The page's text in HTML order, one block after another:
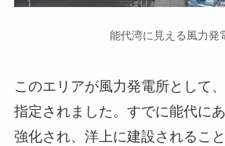
能代湾に見える風力発
このエリアが風力発電所として
指定されました。すでに能代に
強化され、洋上に建設されるこ